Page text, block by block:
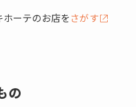
さん
コ
ホーテのお店を さがす
の